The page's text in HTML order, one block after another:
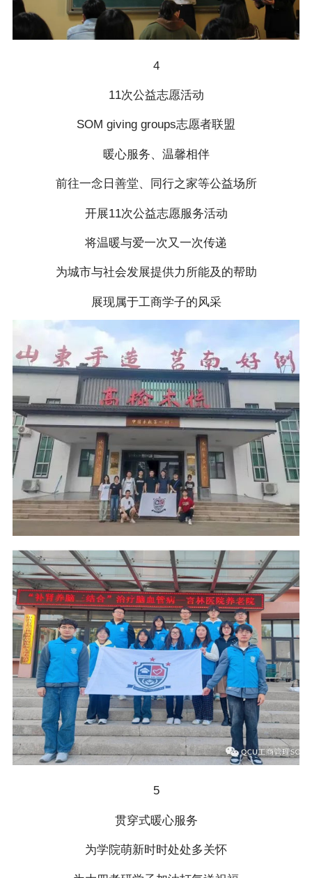
4
11次公益志愿活动
SOM giving groups志愿者联盟
暖心服务、温馨相伴
前往一念日善堂、同行之家等公益场所
开展11次公益志愿服务活动
将温暖与爱一次又一次传递
为城市与社会发展提供力所能及的帮助
展现属于工商学子的风采
5
贯穿式暖心服务
为学院萌新时时处处多关怀